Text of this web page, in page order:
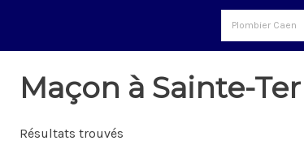
Maçon à Sainte-
Résultats trouvés